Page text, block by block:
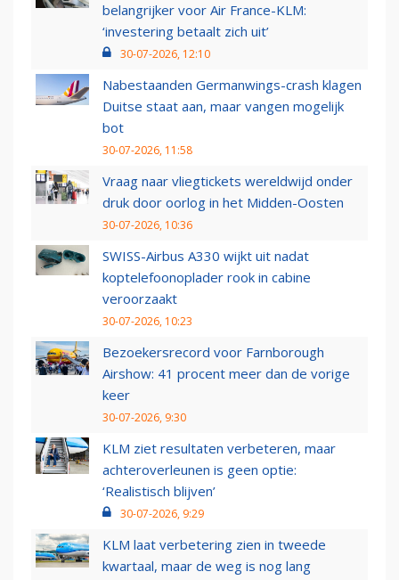
belangrijker voor Air France-KLM:
‘investering betaalt zich uit’
30-07-2026, 12:10
Nabestaanden Germanwings-crash klagen
Duitse staat aan, maar vangen mogelijk
bot
30-07-2026, 11:58
Vraag naar vliegtickets wereldwijd onder
druk door oorlog in het Midden-Oosten
30-07-2026, 10:36
SWISS-Airbus A330 wijkt uit nadat
koptelefoonoplader rook in cabine
veroorzaakt
30-07-2026, 10:23
Bezoekersrecord voor Farnborough
Airshow: 41 procent meer dan de vorige
keer
30-07-2026, 9:30
KLM ziet resultaten verbeteren, maar
achteroverleunen is geen optie:
‘Realistisch blijven’
30-07-2026, 9:29
KLM laat verbetering zien in tweede
kwartaal, maar de weg is nog lang